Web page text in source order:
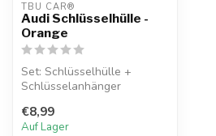
TBU CAR®
Audi Schlüsselhülle -
Orange
Set: Schlüsselhülle +
Schlüsselanhänger
€8,99
Auf Lager